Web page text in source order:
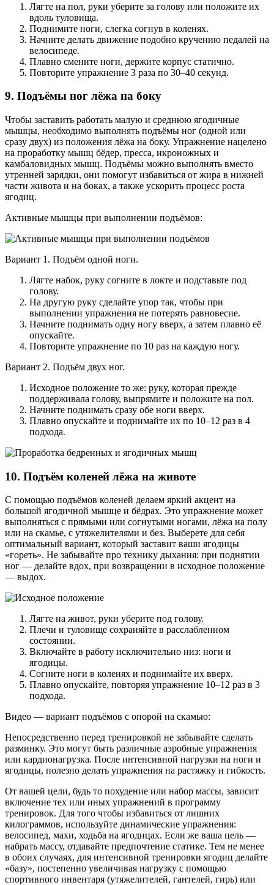
Лягте на пол, руки уберите за голову или положите их
вдоль туловища.
Поднимите ноги, слегка согнув в коленях.
Начните делать движение подобно кручению педалей на
велосипеде.
Плавно смените ноги, держите корпус статично.
Повторите упражнение 3 раза по 30–40 секунд.
9. Подъёмы ног лёжа на боку
Чтобы заставить работать малую и среднюю ягодичные
мышцы, необходимо выполнять подъёмы ног (одной или
сразу двух) из положения лёжа на боку. Упражнение нацелено
на проработку мышц бёдер, пресса, икроножных и
камбаловидных мышц. Подъёмы можно выполнять вместо
утренней зарядки, они помогут избавиться от жира в нижней
части живота и на боках, а также ускорить процесс роста
ягодиц.
Активные мышцы при выполнении подъёмов:
Вариант 1. Подъём одной ноги.
Лягте набок, руку согните в локте и подставьте под
голову.
На другую руку сделайте упор так, чтобы при
выполнении упражнения не потерять равновесие.
Начните поднимать одну ногу вверх, а затем плавно её
опускайте.
Повторите упражнение по 10 раз на каждую ногу.
Вариант 2. Подъём двух ног.
Исходное положение то же: руку, которая прежде
поддерживала голову, выпрямите и положите на пол.
Начните поднимать сразу обе ноги вверх.
Плавно опускайте и поднимайте их по 10–12 раз в 4
подхода.
10. Подъём коленей лёжа на животе
С помощью подъёмов коленей делаем яркий акцент на
большой ягодичной мышце и бёдрах. Это упражнение может
выполняться с прямыми или согнутыми ногами, лёжа на полу
или на скамье, с утяжелителями и без. Выберете для себя
оптимальный вариант, который заставит ваши ягодицы
«гореть». Не забывайте про технику дыхания: при поднятии
ног — делайте вдох, при возвращении в исходное положение
— выдох.
Лягте на живот, руки уберите под голову.
Плечи и туловище сохраняйте в расслабленном
состоянии.
Включайте в работу исключительно низ: ноги и
ягодицы.
Согните ноги в коленях и поднимайте их вверх.
Плавно опускайте, повторяя упражнение 10–12 раз в 3
подхода.
Видео — вариант подъёмов с опорой на скамью:
Непосредственно перед тренировкой не забывайте сделать
разминку. Это могут быть различные аэробные упражнения
или кардионагрузка. После интенсивной нагрузки на ноги и
ягодицы, полезно делать упражнения на растяжку и гибкость.
От вашей цели, будь то похудение или набор массы, зависит
включение тех или иных упражнений в программу
тренировок. Для того чтобы избавиться от лишних
килограммов, используйте динамические упражнения:
велосипед, махи, ходьба на ягодицах. Если же ваша цель —
набрать массу, отдавайте предпочтение статике. Тем не менее
в обоих случаях, для интенсивной тренировки ягодиц делайте
«базу», постепенно увеличивая нагрузку с помощью
спортивного инвентаря (утяжелителей, гантелей, гирь) или